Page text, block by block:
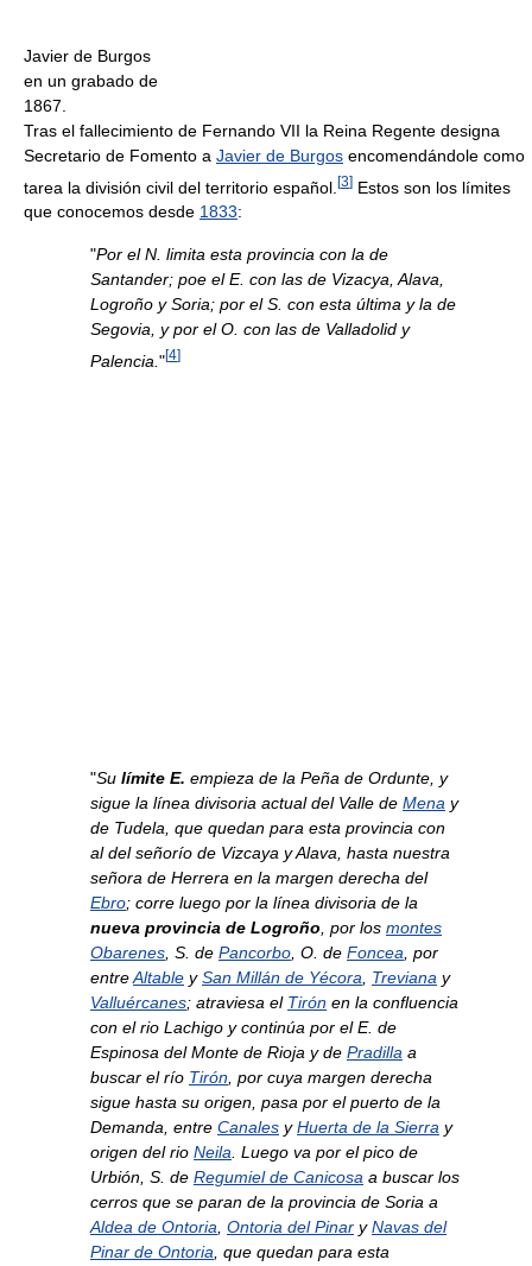
Javier de Burgos
en un grabado de
1867.
Tras el fallecimiento de Fernando VII la Reina Regente designa
Secretario de Fomento a Javier de Burgos encomendándole como
tarea la división civil del territorio español. [3] Estos son los límites
que conocemos desde 1833:
"Por el N. limita esta provincia con la de
Santander; poe el E. con las de Vizacya, Alava,
Logroño y Soria; por el S. con esta última y la de
Segovia, y por el O. con las de Valladolid y
Palencia. "[4]
"Su límite E. empieza de la Peña de Ordunte, y
sigue la línea divisoria actual del Valle de Mena y
de Tudela, que quedan para esta provincia con
al del señorío de Vizcaya y Alava, hasta nuestra
señora de Herrera en la margen derecha del
Ebro; corre luego por la línea divisoria de la
nueva provincia de Logroño , por los montes
Obarenes , S. de Pancorbo , O. de Foncea , por
entreAltable ySan Millán de Yécora Treviana y
Valluércanes; atraviesa el Tirón en la confluencia
con el rio Lachigo y continúa por el E. de
Espinosa del Monte de Rioja y de Pradilla a
buscar el río Tirón , por cuya margen derecha
sigue hasta su origen, pasa por el puerto de la
Demanda, entre Canales yHuerta de la Sierra y
origen del rio Neila . Luego va por el pico de
Urbión, S. de Regumiel de Canicosa a buscar los
cerros que se paran de la provincia de Soria a
Aldea de Ontoria Ontoria del Pinar yNavas del
Pinar de Ontoria , que quedan para esta